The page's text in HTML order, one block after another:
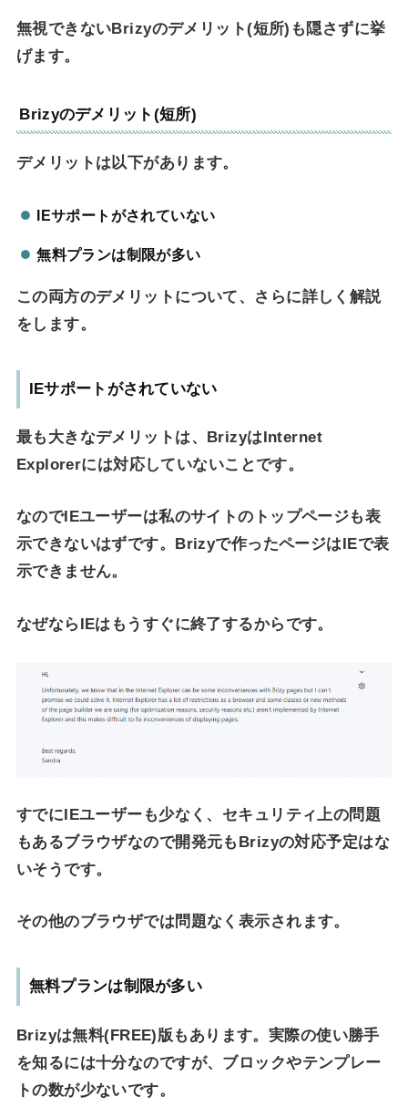
無視できないBrizyのデメリット(短所)も隠さずに挙
げます。
Brizyのデメリット(短所)
デメリットは以下があります。
IEサポートがされていない
無料プランは制限が多い
この両方のデメリットについて、さらに詳しく解説
をします。
IEサポートがされていない
最も大きなデメリットは、BrizyはInternet
Explorerには対応していないことです。
なのでIEユーザーは私のサイトのトップページも表
示できないはずです。Brizyで作ったページはIEで表
示できません。
なぜならIEはもうすぐに終了するからです。
すでにIEユーザーも少なく、セキュリティ上の問題
もあるブラウザなので開発元もBrizyの対応予定はな
いそうです。
その他のブラウザでは問題なく表示されます。
無料プランは制限が多い
Brizyは無料(FREE)版もあります。実際の使い勝手
を知るには十分なのですが、ブロックやテンプレー
トの数が少ないです。